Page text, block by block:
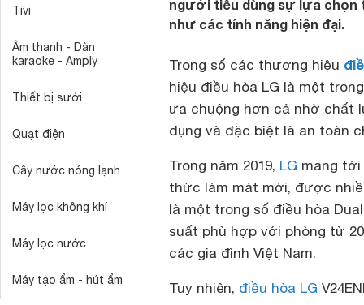
Tivi
Âm thanh - Dàn
karaoke - Amply
Thiết bị sưởi
Quạt điện
Cây nước nóng lạnh
Máy lọc không khí
Máy lọc nước
Máy tạo ẩm - hút ẩm
người tiêu dùng sự lựa chọn
như các tính năng hiện đại.
Trong số các thương hiệu
hiệu điều hòa LG là một
ưa chuộng hơn cả nhờ chất
dụng và đặc biệt là an toàn
Trong năm 2019, LG mang
thức làm mát mới, được
là một trong số điều hòa
suất phù hợp với phòng từ
các gia đình Việt Nam.
Tuy nhiên, điều hòa LG